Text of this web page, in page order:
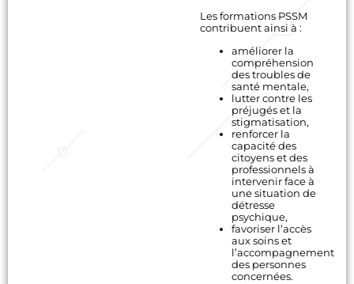
Les formations PSSM
contribuent ainsi à :
améliorer la
compréhension
des troubles de
santé mentale,
lutter contre les
préjugés et la
stigmatisation,
renforcer la
capacité des
citoyens et des
professionnels à
intervenir face à
une situation de
détresse
psychique,
favoriser l’accès
aux soins et
l’accompagnement
des personnes
concernées.